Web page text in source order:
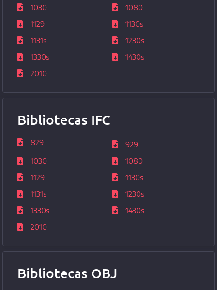
1030
1080
1129
1130s
1131s
1230s
1330s
1430s
2010
Bibliotecas IFC
829
929
1030
1080
1129
1130s
1131s
1230s
1330s
1430s
2010
Bibliotecas OBJ